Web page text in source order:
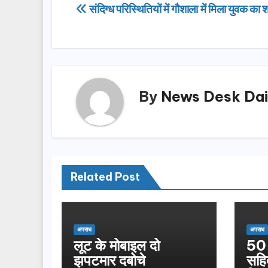
o
k
o
Post
संदिग्ध परिस्थितियों में गौशाला में मिला युवक का
By News Desk
Related Post
अपराध
लूट के मोबाइल दो
झपटमार दबोचे
अपराध
50